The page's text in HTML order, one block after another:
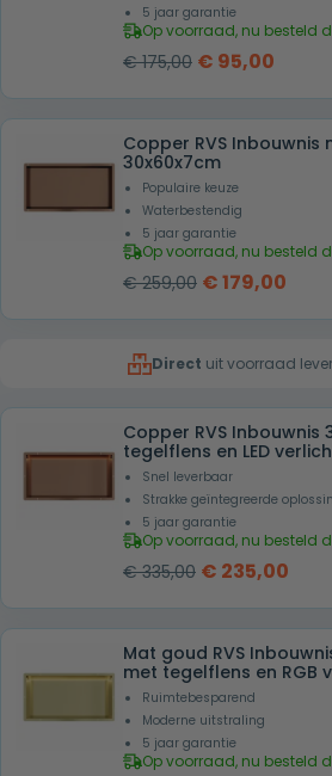
5 jaar garantie
Op voorraad, nu besteld
€175,00 Oorspronkelijke
was:
€ 175,00.
€ 95,00
is:
€
Copper RVS
30x60x7cm
Populaire keuze
Waterbestendig
5 jaar garantie
Op voorraad, nu besteld
€259,00
€ 259,00.
€179,00
€
Direct uit voorraad
Copper RVS Inbouwnis
tegelflens en LED
Snel leverbaar
Strakke geïntegreerde
5 jaar garantie
Op voorraad, nu besteld
€335,00
was:
€ 335,00.
€ 235,00
is:
€
Mat goud RVS
met tegelflens en RGB
Ruimtebesparend
Moderne uitstraling
5 jaar garantie
Op voorraad, nu besteld